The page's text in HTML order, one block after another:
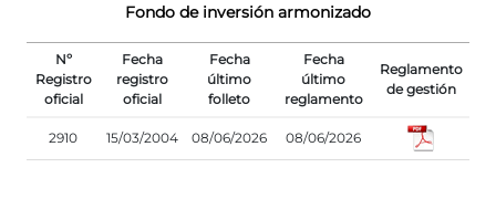
Fondo de inversión armonizado
Nº
Registro
oficial
Fecha
registro
oficial
Fecha
último
folleto
Fecha
último
reglamento
Reglamento
de gestión
2910 15/03/2004 08/06/2026 08/06/2026